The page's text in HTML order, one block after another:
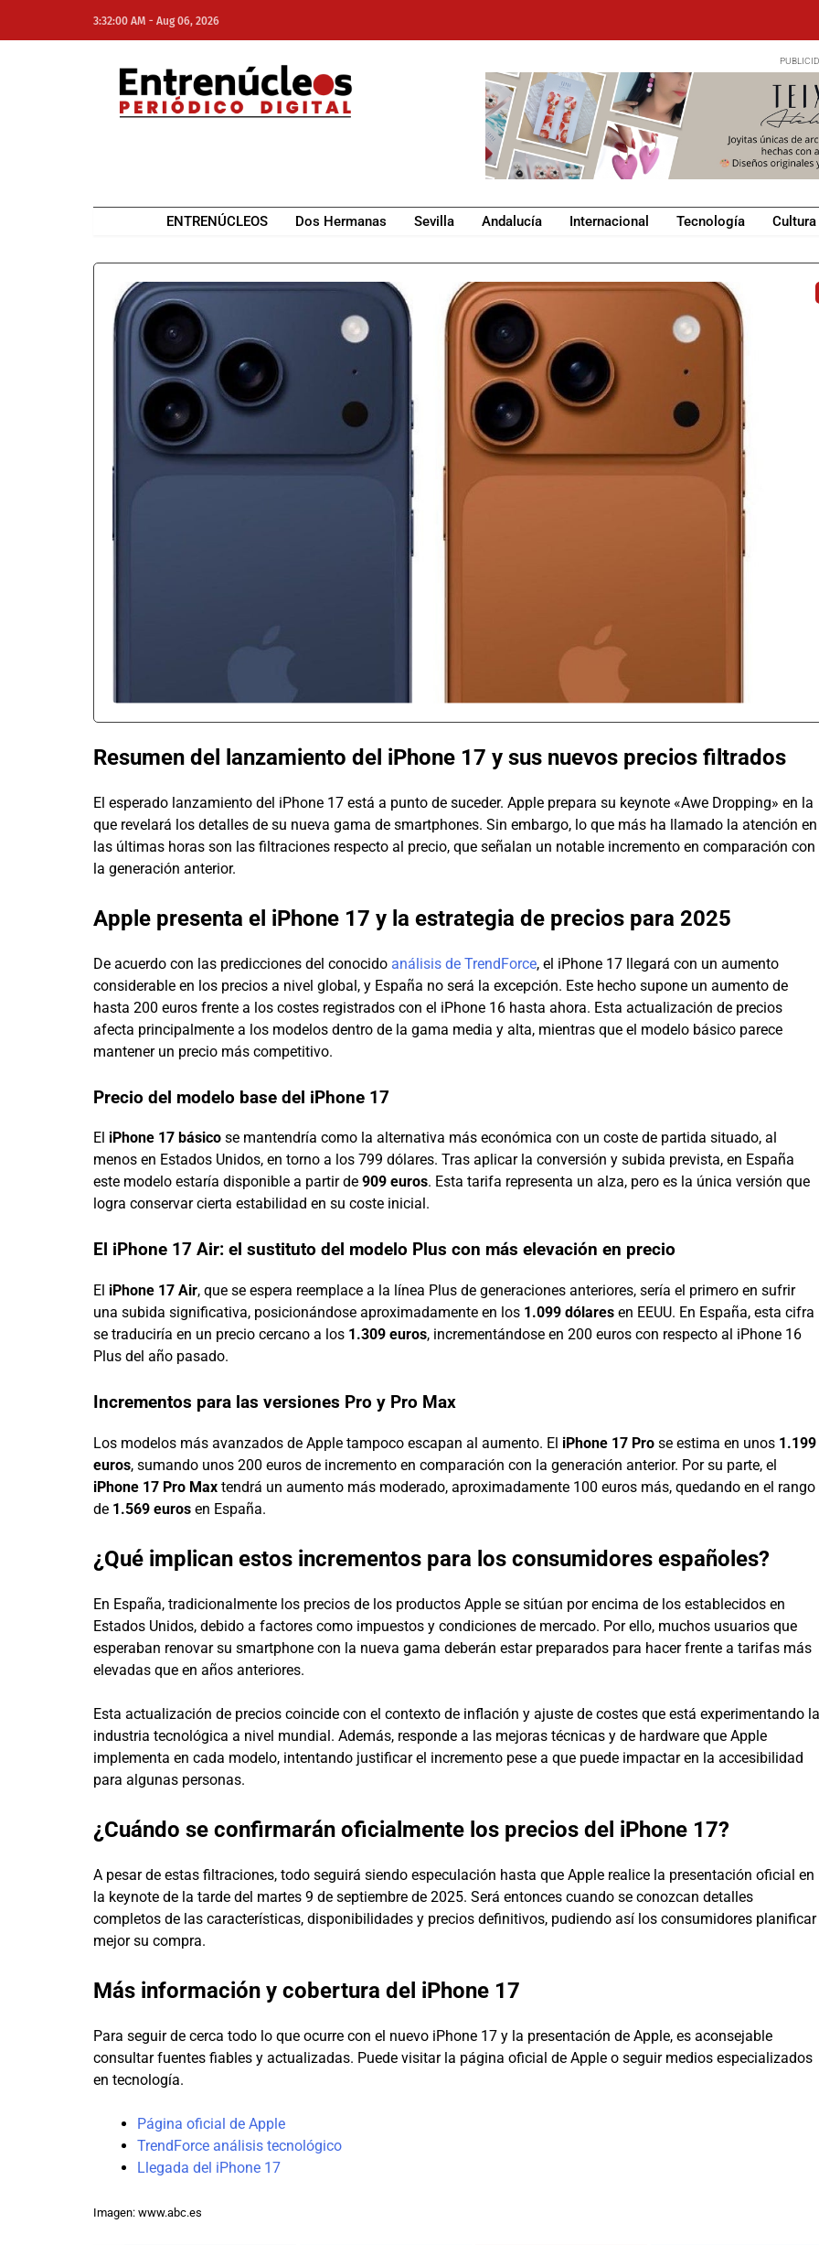
3:32:00 AM - Aug 06, 2026
ENTRENÚCLEOS Dos Hermanas Sevilla Andalucía Internacional Tecnología
Resumen del lanzamiento del iPhone 17 y sus nuevos precios filtrados
El esperado lanzamiento del iPhone 17 está a punto de suceder. Apple prepara su keynote «Awe Dropping» en la
que revelará los detalles de su nueva gama de smartphones. Sin embargo, lo que más ha llamado la atención en
las últimas horas son las filtraciones respecto al precio, que señalan un notable incremento en comparación con
la generación anterior.
Apple presenta el iPhone 17 y la estrategia de precios para 2025
De acuerdo con las predicciones del conocido análisis de TrendForce, el iPhone 17 llegará con un aumento
considerable en los precios a nivel global, y España no será la excepción. Este hecho supone un aumento de
hasta 200 euros frente a los costes registrados con el iPhone 16 hasta ahora. Esta actualización de precios
afecta principalmente a los modelos dentro de la gama media y alta, mientras que el modelo básico parece
mantener un precio más competitivo.
Precio del modelo base del iPhone 17
El iPhone 17 básico se mantendría como la alternativa más económica con un coste de partida situado, al
menos en Estados Unidos, en torno a los 799 dólares. Tras aplicar la conversión y subida prevista, en España
este modelo estaría disponible a partir de 909 euros. Esta tarifa representa un alza, pero es la única versión que
logra conservar cierta estabilidad en su coste inicial.
El iPhone 17 Air: el sustituto del modelo Plus con más elevación en precio
El iPhone 17 Air, que se espera reemplace a la línea Plus de generaciones anteriores, sería el primero en sufrir
una subida significativa, posicionándose aproximadamente en los 1.099 dólares en EEUU. En España, esta cifra
se traduciría en un precio cercano a los 1.309 euros, incrementándose en 200 euros con respecto al iPhone 16
Plus del año pasado.
Incrementos para las versiones Pro y Pro Max
Los modelos más avanzados de Apple tampoco escapan al aumento. El iPhone 17 Pro se estima en unos 1.199
euros, sumando unos 200 euros de incremento en comparación con la generación anterior. Por su parte, el
iPhone 17 Pro Max tendrá un aumento más moderado, aproximadamente 100 euros más, quedando en el rango
de 1.569 euros en España.
¿Qué implican estos incrementos para los consumidores españoles?
En España, tradicionalmente los precios de los productos Apple se sitúan por encima de los establecidos en
Estados Unidos, debido a factores como impuestos y condiciones de mercado. Por ello, muchos usuarios que
esperaban renovar su smartphone con la nueva gama deberán estar preparados para hacer frente a tarifas más
elevadas que en años anteriores.
Esta actualización de precios coincide con el contexto de inflación y ajuste de costes que está experimentando la
industria tecnológica a nivel mundial. Además, responde a las mejoras técnicas y de hardware que Apple
implementa en cada modelo, intentando justificar el incremento pese a que puede impactar en la accesibilidad
para algunas personas.
¿Cuándo se confirmarán oficialmente los precios del iPhone 17?
A pesar de estas filtraciones, todo seguirá siendo especulación hasta que Apple realice la presentación oficial en
la keynote de la tarde del martes 9 de septiembre de 2025. Será entonces cuando se conozcan detalles
completos de las características, disponibilidades y precios definitivos, pudiendo así los consumidores planificar
mejor su compra.
Más información y cobertura del iPhone 17
Para seguir de cerca todo lo que ocurre con el nuevo iPhone 17 y la presentación de Apple, es aconsejable
consultar fuentes fiables y actualizadas. Puede visitar la página oficial de Apple o seguir medios especializados
en tecnología.
Página oficial de Apple
TrendForce análisis tecnológico
Llegada del iPhone 17
Imagen: www.abc.es